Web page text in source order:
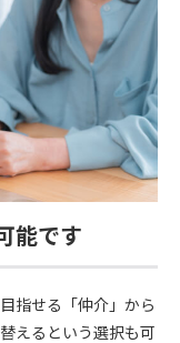
能です
指せる「仲介」から
えるという選択も可